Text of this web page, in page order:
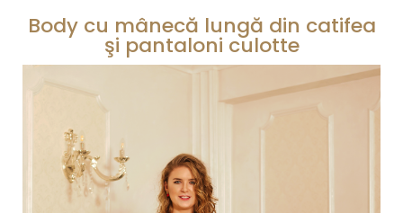
Body cu mânecă lungă din catifea
şi pantaloni culotte